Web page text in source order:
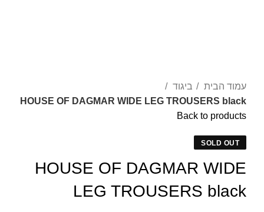
עמוד הבית
ביגוד
HOUSE OF DAGMAR WIDE LEG TROUSERS black
Back to products
SOLD OUT
HOUSE OF DAGMAR WIDE
LEG TROUSERS black